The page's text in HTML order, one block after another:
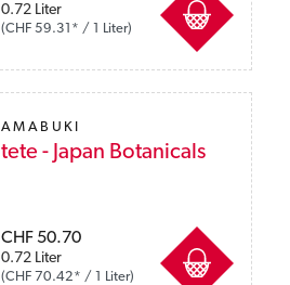
0.72 Liter
(CHF 59.31* / 1 Liter)
AMABUKI
tete - Japan Botanicals
0.72 Liter
(CHF 70.42* / 1 Liter)
CHF 50.70
Preise inkl. MwSt. zzgl. Versandkosten